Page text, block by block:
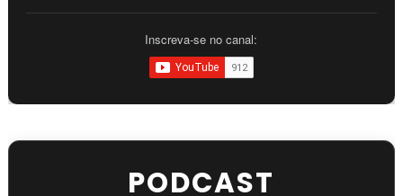
Inscreva-se no canal:
PODCAST